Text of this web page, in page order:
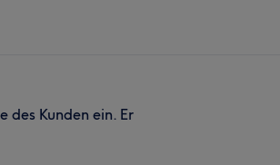
des Kunden ein. Er